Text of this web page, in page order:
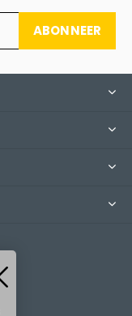
ABONNEER